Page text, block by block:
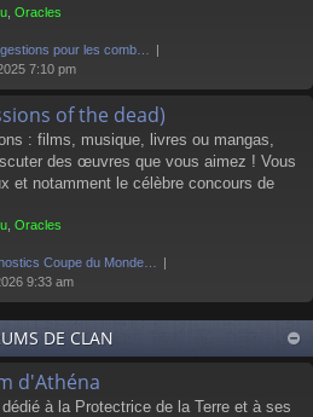
Oracles
pour les comb…
7:10 pm
of the dead)
: films, musique, livres ou mangas,
des œuvres que vous aimez ! Vous
et notamment le célèbre concours de
Oracles
Coupe du Monde…
9:33 am
DE CLAN
d'Athéna
dédié à la Protectrice de la Terre et à ses